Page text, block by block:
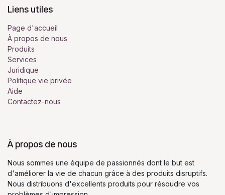
Liens utiles
Page d'accueil
À propos de nous
Produits
Services
Juridique
Politique vie privée
Aide
Contactez-nous
À propos de nous
Nous sommes une équipe de passionnés dont le but est
d'améliorer la vie de chacun grâce à des produits disruptifs.
Nous distribuons d'excellents produits pour résoudre vos